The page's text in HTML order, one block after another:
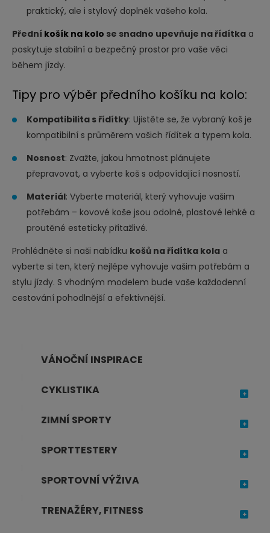
praktický, ale i stylový doplněk vašeho kola.​
Přední košík na kolo se snadno upevňuje na řídítka a
poskytuje stabilní a bezpečný prostor pro vaše věci
během jízdy.​
Tipy pro výběr předního košíku na kolo:
Kompatibilita s řídítky: Ujistěte se, že vybraný koš je
kompatibilní s průměrem vašich řídítek a typem kola.
Nosnost: Zvažte, jakou hmotnost plánujete
přepravovat, a vyberte koš s odpovídající nosností.
Materiál: Vyberte materiál, který vyhovuje vašim
potřebám – kovové koše jsou odolné, plastové lehké a
proutěné esteticky přitažlivé.
Prohlédněte si naši nabídku košů na řídítka kola a
vyberte si ten, který nejlépe vyhovuje vašim potřebám a
stylu jízdy. S vhodným modelem bude vaše každodenní
cestování pohodlnější a efektivnější.
VÁNOČNÍ INSPIRACE
CYKLISTIKA
ZIMNÍ SPORTY
SPORTTESTERY
SPORTOVNÍ VÝŽIVA
TRENAŽÉRY, FITNESS